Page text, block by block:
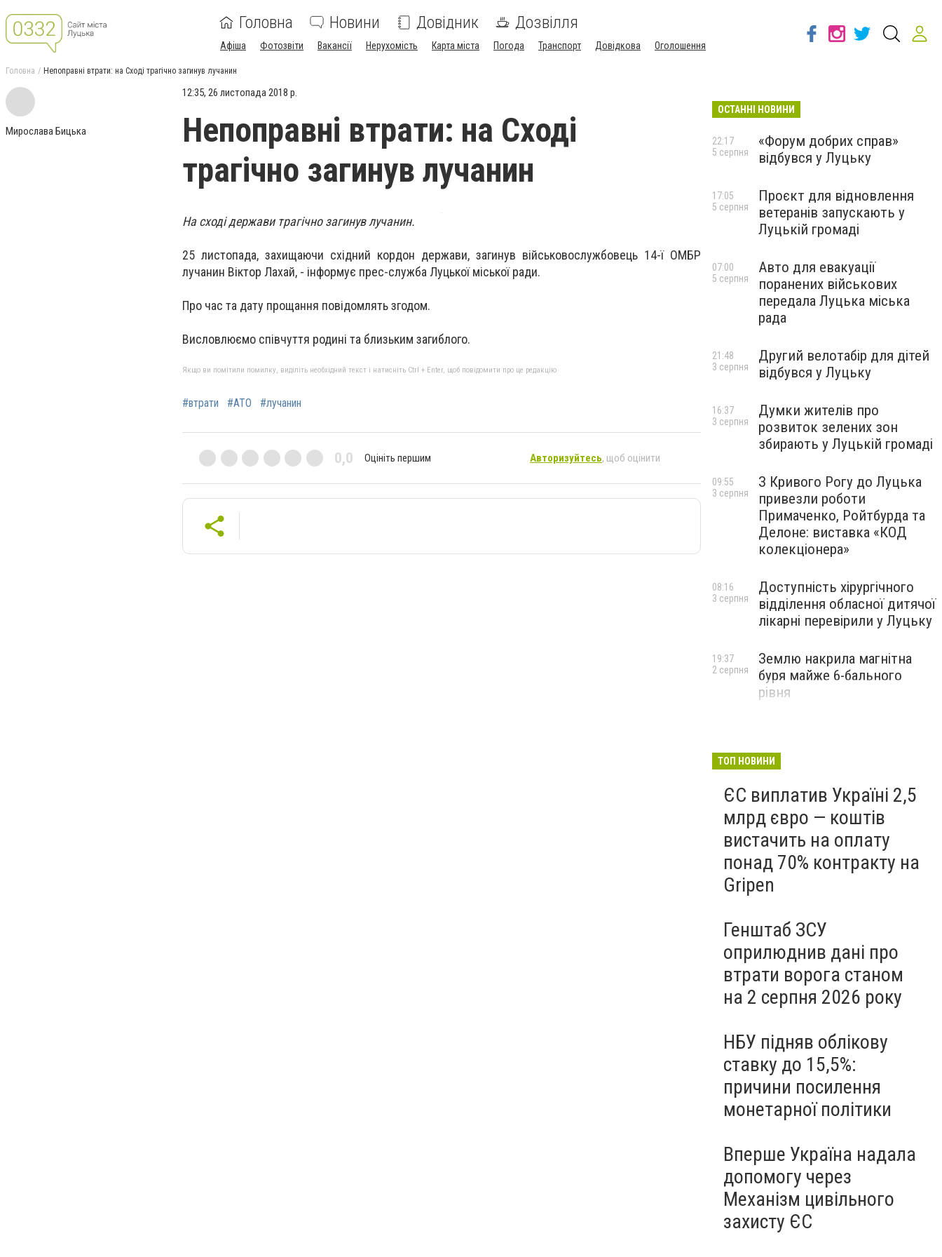
Головна Новини Довідник Дозвілля
Афіша Фотозвіти Вакансії Нерухомість Карта міста Погода Транспорт Довідкова Оголошення
Головна Непоправні втрати: на Сході трагічно загинув лучанин
Мирослава Бицька
12:35, 26 листопада 2018 р.
Непоправні втрати: на Сході
трагічно загинув лучанин
На сході держави трагічно загинув лучанин.
25 листопада, захищаючи східний кордон держави, загинув військовослужбовець 14-ї ОМБР
лучанин Віктор Лахай, - інформує прес-служба Луцької міської ради.
Про час та дату прощання повідомлять згодом.
Висловлюємо співчуття родині та близьким загиблого.
Якщо ви помітили помилку, виділіть необхідний текст і натисніть Ctrl + Enter, щоб повідомити про це редакцію
#втрати #АТО #лучанин
0,0 Оцініть першим Авторизуйтесь, щоб оцінити
ОСТАННІ НОВИНИ
«Форум добрих справ»
відбувся у Луцьку
22:17
5 серпня
Проєкт для відновлення
ветеранів запускають у
Луцькій громаді
17:05
5 серпня
Авто для евакуації
поранених військових
передала Луцька міська
рада
07:00
5 серпня
Другий велотабір для дітей
відбувся у Луцьку
21:48
3 серпня
Думки жителів про
розвиток зелених зон
збирають у Луцькій громаді
16:37
3 серпня
З Кривого Рогу до Луцька
привезли роботи
Примаченко, Ройтбурда та
Делоне: виставка «КОД
колекціонера»
09:55
3 серпня
Доступність хірургічного
відділення обласної дитячої
лікарні перевірили у Луцьку
08:16
3 серпня
Землю накрила магнітна
буря майже 6-бального
рівня
19:37
2 серпня
ТОП НОВИНИ
ЄС виплатив Україні 2,5
млрд євро — коштів
вистачить на оплату
понад 70% контракту на
Gripen
Генштаб ЗСУ
оприлюднив дані про
втрати ворога станом
на 2 серпня 2026 року
НБУ підняв облікову
ставку до 15,5%:
причини посилення
монетарної політики
Вперше Україна надала
допомогу через
Механізм цивільного
захисту ЄС